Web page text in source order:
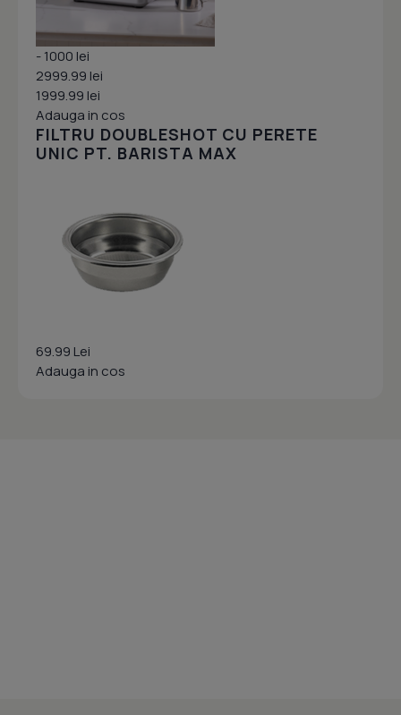
- 1000 lei
2999.99 lei
1999.99 lei
Adauga in cos
FILTRU DOUBLESHOT CU PERETE
UNIC PT. BARISTA MAX
69.99 Lei
Adauga in cos